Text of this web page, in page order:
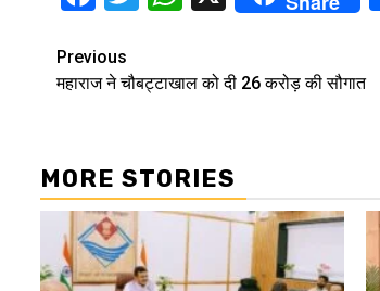
Continue
Reading
Previous
महाराज ने चौबट्टाखाल को दी 26 करोड़ की सौगात
MORE STORIES